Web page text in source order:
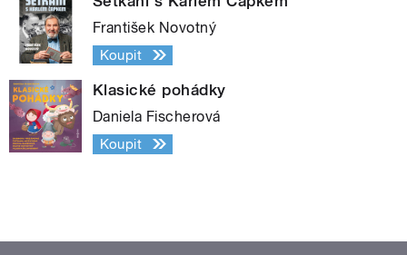
František Novotný
Koupit
Klasické pohádky
Daniela Fischerová
Koupit